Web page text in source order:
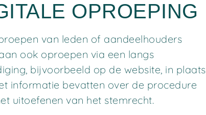
OPROEPING
van leden of aandeelhouders
ook oproepen via een langs
bijvoorbeeld op de website, in plaats
informatie bevatten over de procedure
uitoefenen van het stemrecht.